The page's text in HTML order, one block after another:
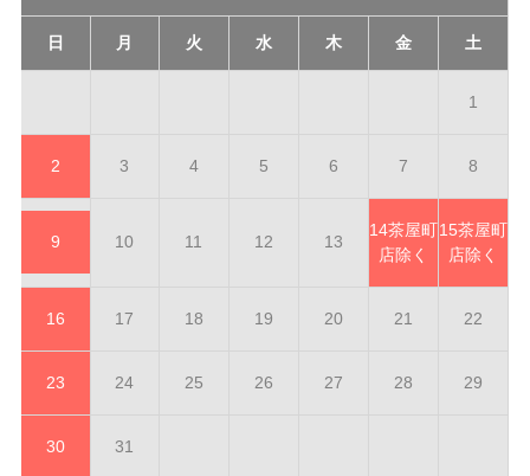
日 月 火 水 木 金 土
1
2 3 4 5 6 7 8
9 10 11 12 13
14茶屋町
店除く
15茶屋町
店除く
16 17 18 19 20 21 22
23 24 25 26 27 28 29
30 31